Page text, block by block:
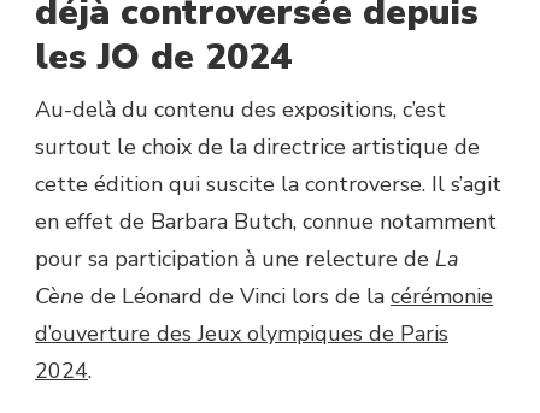
déjà controversée depuis
les JO de 2024
Au-delà du contenu des expositions, c’est
surtout le choix de la directrice artistique de
cette édition qui suscite la controverse. Il s’agit
en effet de Barbara Butch, connue notamment
pour sa participation à une relecture de La
Cène de Léonard de Vinci lors de la cérémonie
d’ouverture des Jeux olympiques de Paris
2024.